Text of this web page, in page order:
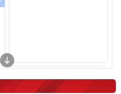
D2-001 - Thông Minh
3.000.000